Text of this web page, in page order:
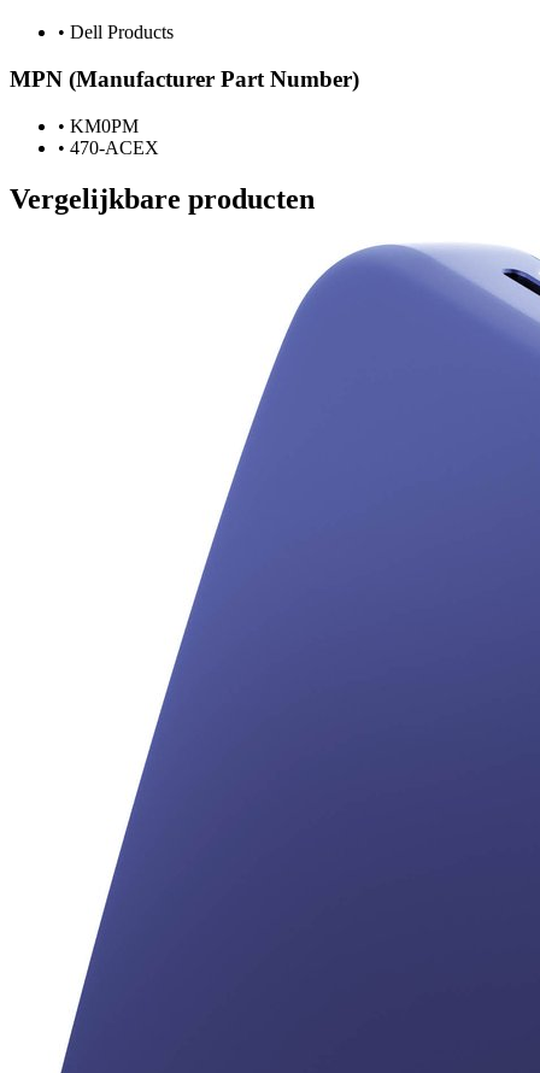
• Dell Products
MPN (Manufacturer Part Number)
• KM0PM
• 470-ACEX
Vergelijkbare producten